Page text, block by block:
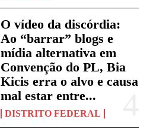
O vídeo da discórdia:
Ao “barrar” blogs e
mídia alternativa em
Convenção do PL, Bia
Kicis erra o alvo e causa
mal estar entre...
DISTRITO FEDERAL